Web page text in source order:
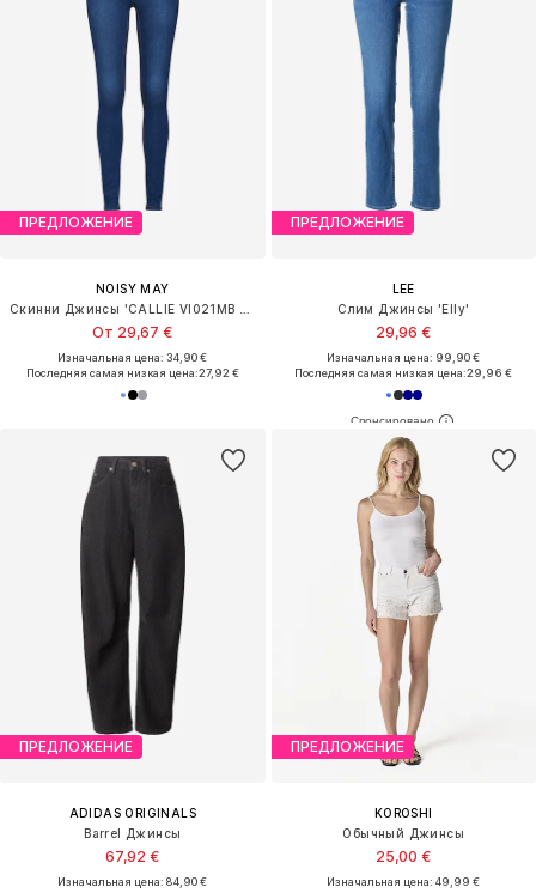
ПРЕДЛОЖЕНИЕ
NOISY MAY
От 29,67 €
Изначальная цена: 34,90 €
Последняя самая низкая цена:27,92 €
ПРЕДЛОЖЕНИЕ
LEE
Слим Джинсы 'Elly'
29,96 €
Изначальная цена: 99,90 €
Последняя самая низкая цена:29,96 €
ПРЕДЛОЖЕНИЕ
ADIDAS ORIGINALS
Barrel Джинсы
67,92 €
Изначальная цена: 84,90 €
ПРЕДЛОЖЕНИЕ
KOROSHI
Обычный Джинсы
25,00 €
Изначальная цена: 49,99 €